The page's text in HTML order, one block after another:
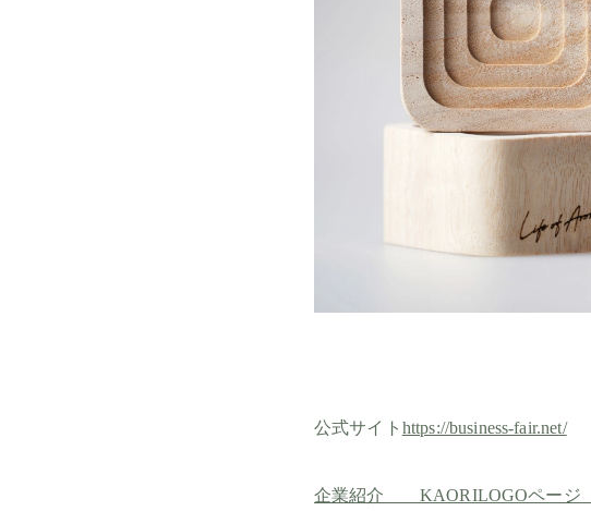
公式サイト https://business-fair.net/
企業紹介 KAORILOGOページ